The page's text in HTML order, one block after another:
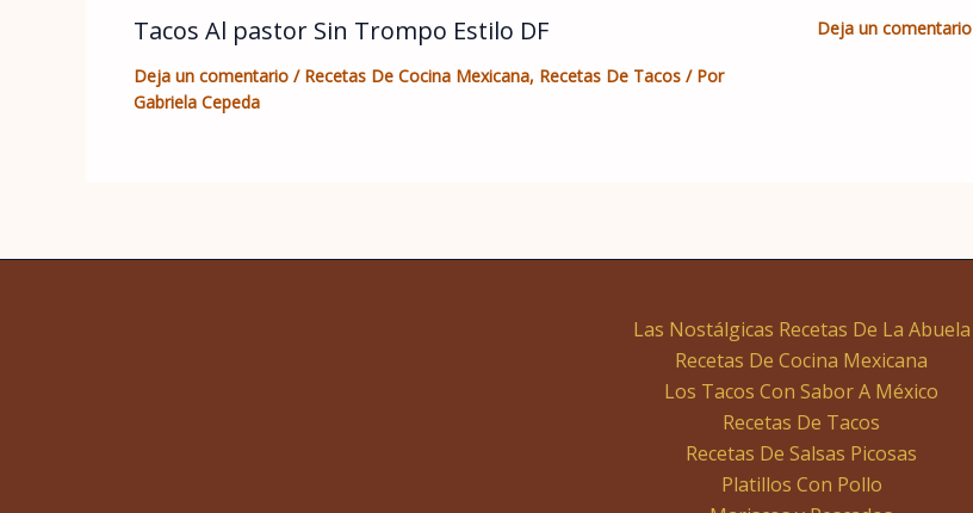
Tacos Al pastor Sin Trompo Estilo DF
Deja un comentario / Recetas De Cocina Mexicana, Recetas De Tacos / Por
Gabriela Cepeda
Deja un comentario
Las Nostálgicas Recetas De La Abuela
Recetas De Cocina Mexicana
Los Tacos Con Sabor A México
Recetas De Tacos
Recetas De Salsas Picosas
Platillos Con Pollo